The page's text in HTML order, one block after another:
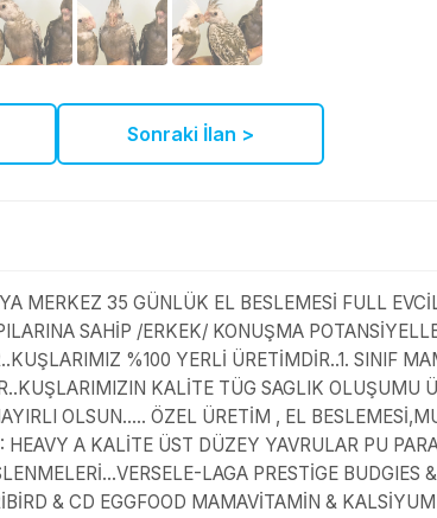
Sonraki İlan >
MERKEZ 35 GÜNLÜK EL BESLEMESİ FULL
SAHİP /ERKEK/ KONUŞMA
%100 YERLİ ÜRETİMDİR..1. SINIF
KALİTE TÜG SAGLIK OLUŞUMU
OLSUN..... ÖZEL ÜRETİM , EL
HEAVY A KALİTE ÜST DÜZEY YAVRULAR PU
LAGA PRESTİGE BUDGIES
& CD EGGFOOD MAMAVİTAMİN &